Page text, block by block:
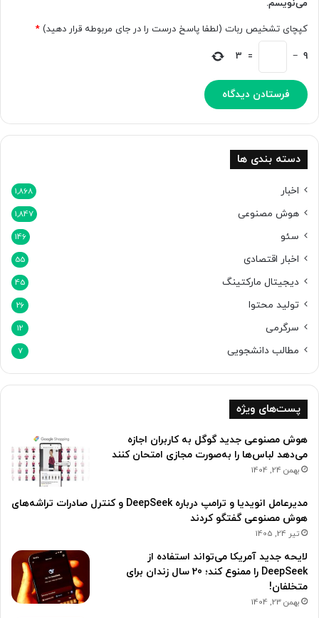
ن
ش
ر
ی
ی
ی
م
ی‌
ک
می‌نویسم.
کپچای تشخیص ربات (لطفا پاسخ درست را در جای مربوطه قرار دهید) *
9
−
=
3
دسته بندی ها
اخبار 1,868
هوش مصنوعی 1,847
سئو 146
اخبار اقتصادی 55
دیجیتال مارکتینگ 45
تولید محتوا 26
سرگرمی 12
مطالب دانشجویی 7
پست‌های ویژه
هوش مصنوعی جدید گوگل به کاربران اجازه
می‌دهد لباس‌ها را به‌صورت مجازی امتحان کنند
بهمن 24, 1404
مدیرعامل انویدیا و ترامپ درباره DeepSeek و کنترل صادرات تراشه‌های
هوش مصنوعی گفتگو کردند
تیر 24, 1405
لایحه جدید آمریکا می‌تواند استفاده از
DeepSeek را ممنوع کند؛ 20 سال زندان برای
متخلفان!
بهمن 23, 1404